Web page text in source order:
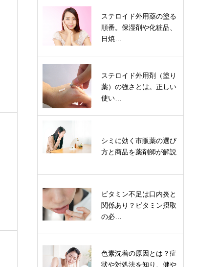
ステロイド外用薬の塗る
順番。保湿剤や化粧品、
日焼…
ステロイド外用剤（塗り
薬）の強さとは。正しい
使い…
シミに効く市販薬の選び
方と商品を薬剤師が解説
ビタミン不足は口内炎と
関係あり？ビタミン摂取
の必…
色素沈着の原因とは？症
状や対処法を知り、健や